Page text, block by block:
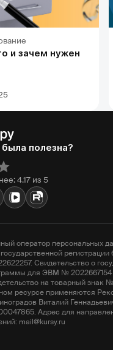
и зачем нужен
полезна?
4.17 из 5
оператор персональных
Свидетельство о
для ЭВМ № 2022667154
на товарный знак №
ресурсе применяются
Виталий
Адрес для
mail@kursy.ru